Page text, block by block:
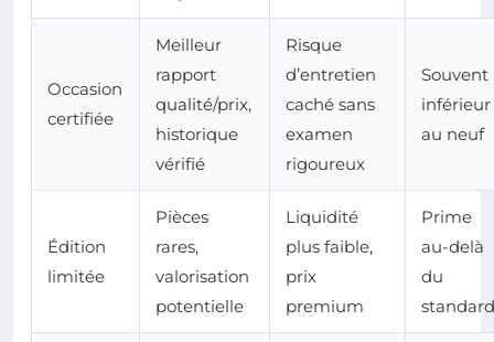
Occasion
certifiée
Meilleur
rapport
qualité/prix,
historique
vérifié
Risque
d’entretien
caché sans
examen
rigoureux
Souvent
inférieur
au neuf
Édition
limitée
Pièces
rares,
valorisation
potentielle
Liquidité
plus faible,
prix
premium
Prime
au-delà
du
standard